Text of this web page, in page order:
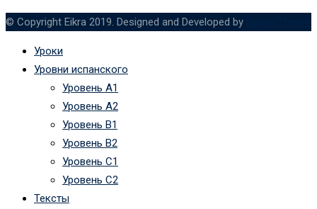
© Copyright Eikra 2019. Designed and Developed by
Уроки
Уровни испанского
Уровень А1
Уровень А2
Уровень B1
Уровень B2
Уровень C1
Уровень C2
Тексты